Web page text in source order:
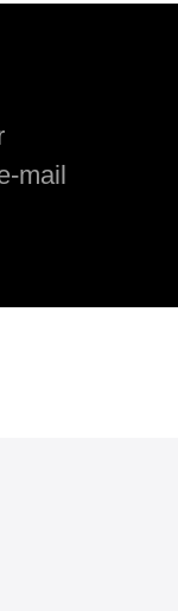
mail